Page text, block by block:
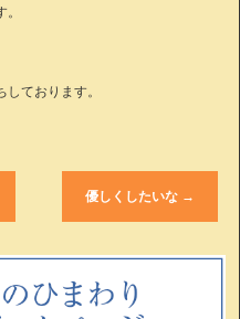
ております。
優しくしたいな →